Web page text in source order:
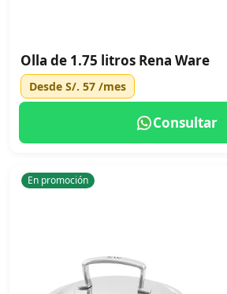
Olla de 1.75 litros Rena Ware
Desde S/. 57 /mes
Consultar
En promoción